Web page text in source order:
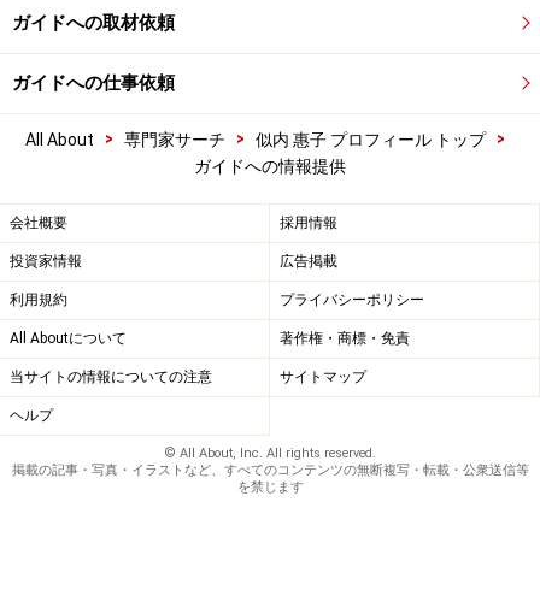
ガイドへの取材依頼
ガイドへの仕事依頼
All About > 専門家サーチ > 似内 惠子 プロフィール トップ
>
ガイドへの情報提供
会社概要 採用情報
投資家情報 広告掲載
利用規約 プライバシーポリシー
All Aboutについて 著作権・商標・免責
当サイトの情報についての注意 サイトマップ
ヘルプ
© All About, Inc. All rights reserved.
掲載の記事・写真・イラストなど、すべてのコンテンツの無断複写・転載・公衆送信等
を禁じます